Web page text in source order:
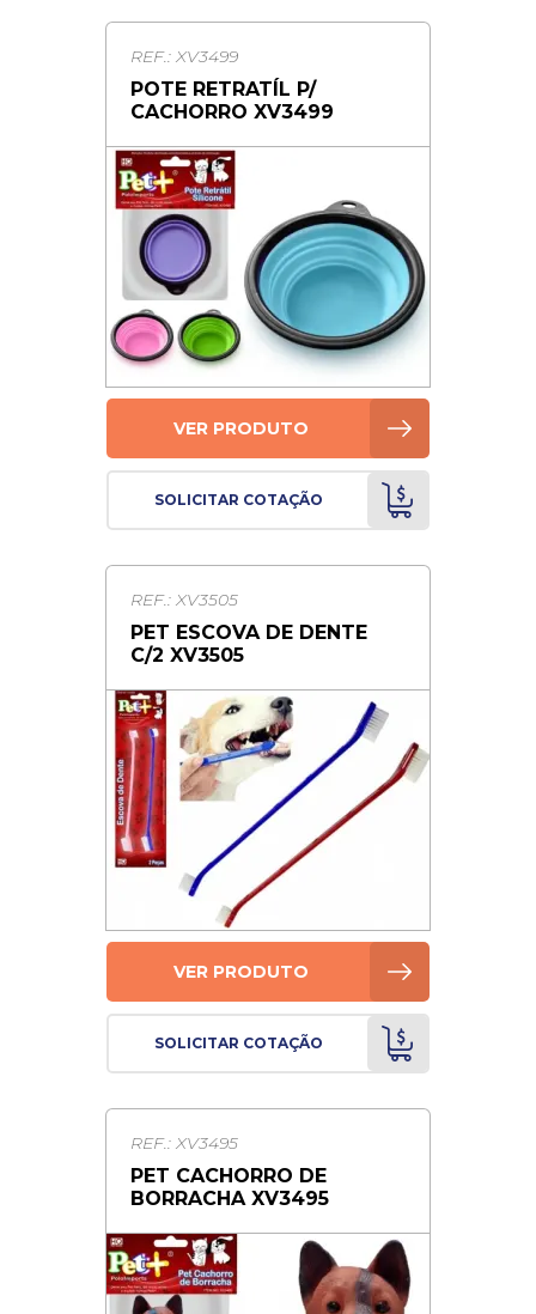
REF.: XV3499
POTE RETRATÍL P/
CACHORRO XV3499
VER PRODUTO
SOLICITAR COTAÇÃO
REF.: XV3505
PET ESCOVA DE DENTE
C/2 XV3505
VER PRODUTO
SOLICITAR COTAÇÃO
REF.: XV3495
PET CACHORRO DE
BORRACHA XV3495